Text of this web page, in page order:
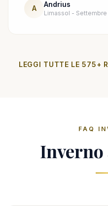
A Andrius
Limassol - Settembre
LEGGI TUTTE LE 575+
FAQ
Inverno